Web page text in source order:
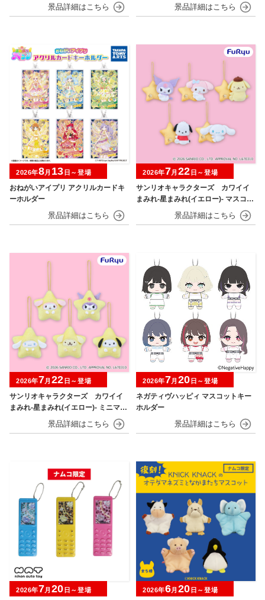
おねがいアイプリ アクリルカードキ
ーホルダー
2026年8月 13 日～登場
サンリオキャラクターズ カワイイ
まみれ-星まみれ(イエロー)- マスコッ
2026年7月 22 日～登場
サンリオキャラクターズ カワイイ
まみれ-星まみれ(イエロー)- ミニマス
2026年7月 22 日～登場
ネガティヴハッピィ マスコットキー
ホルダー
2026年7月 20 日～登場
2026年7月 20 日～登場 2026年6月 20 日～登場